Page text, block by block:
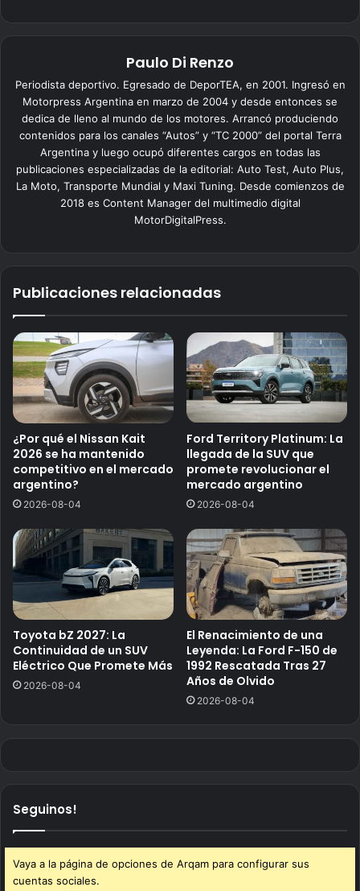
Paulo Di Renzo
Periodista deportivo. Egresado de DeporTEA, en 2001. Ingresó en
Motorpress Argentina en marzo de 2004 y desde entonces se
dedica de lleno al mundo de los motores. Arrancó produciendo
contenidos para los canales “Autos” y “TC 2000” del portal Terra
Argentina y luego ocupó diferentes cargos en todas las
publicaciones especializadas de la editorial: Auto Test, Auto Plus,
La Moto, Transporte Mundial y Maxi Tuning. Desde comienzos de
2018 es Content Manager del multimedio digital
MotorDigitalPress.
Publicaciones relacionadas
¿Por qué el Nissan Kait
2026 se ha mantenido
competitivo en el mercado
argentino?
2026-08-04
Ford Territory Platinum: La
llegada de la SUV que
promete revolucionar el
mercado argentino
2026-08-04
Toyota bZ 2027: La
Continuidad de un SUV
Eléctrico Que Promete Más
2026-08-04
El Renacimiento de una
Leyenda: La Ford F-150 de
1992 Rescatada Tras 27
Años de Olvido
2026-08-04
Seguinos!
Vaya a la página de opciones de Arqam para configurar sus
cuentas sociales.